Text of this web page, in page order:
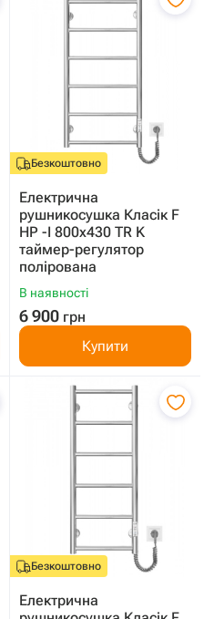
Безкоштовно
Електрична
рушникосушка Класік F
HP -I 800x430 TR K
таймер-регулятор
полірована
В наявності
6 900 грн
Купити
Безкоштовно
Електрична